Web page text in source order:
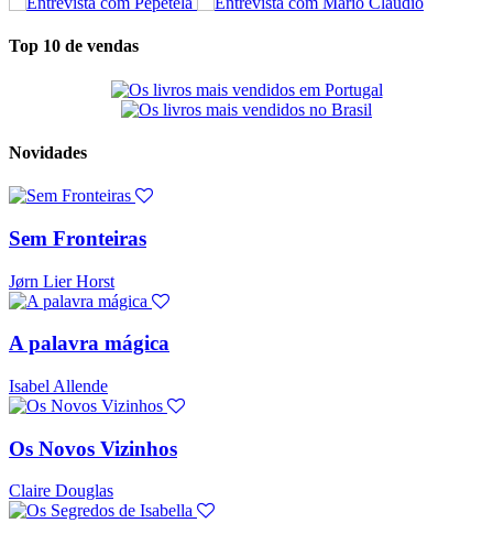
Top 10 de vendas
Novidades
Sem Fronteiras
Jørn Lier Horst
A palavra mágica
Isabel Allende
Os Novos Vizinhos
Claire Douglas